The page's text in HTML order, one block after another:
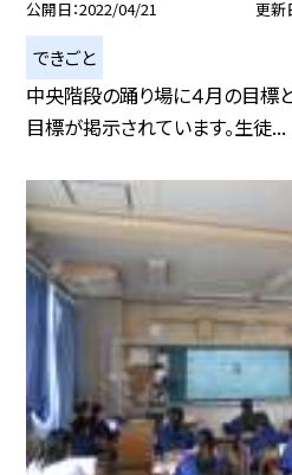
公開日 2022/04/21 更新
できごと
中央階段の踊り場に４月の目標
目標が掲示されています。生徒...